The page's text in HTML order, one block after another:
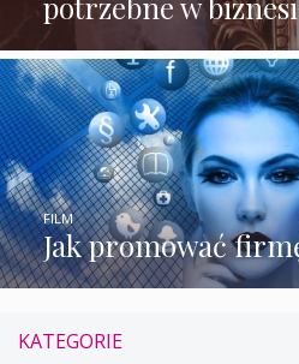
Jak promować
FILM
KATEGORIE